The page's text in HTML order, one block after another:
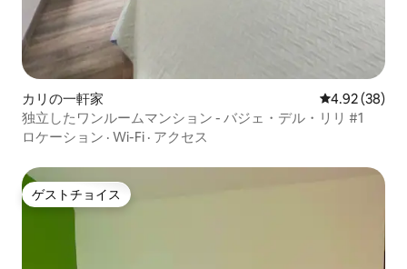
カリの一軒家 レビュー38
4.92 (38)
独立したワンルームマンション - バジェ・デル・リリ #1
ロケーション · Wi-Fi · アクセス
ゲストチョイス
ゲストチョイス